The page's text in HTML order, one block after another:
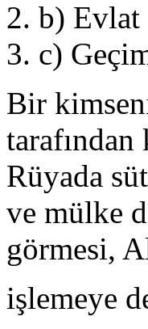
b) Evlat
c)
Bir
tarafından
Rüyada
ve mülke
görmesi,
işlemeye